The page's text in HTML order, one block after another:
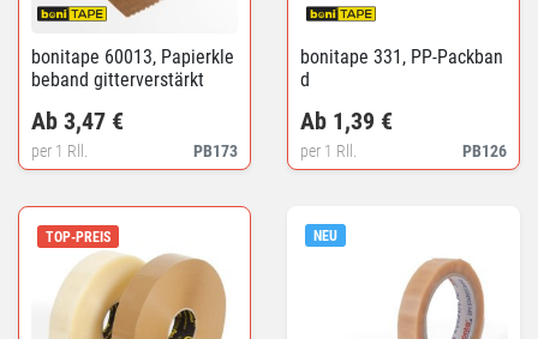
bonitape 60013, Papierkle
beband gitterverstärkt
PB173
Ab 3,47 €
per 1 Rll.
bonitape 331, PP-Packban
d
PB126
Ab 1,39 €
per 1 Rll.
TOP-PREIS NEU